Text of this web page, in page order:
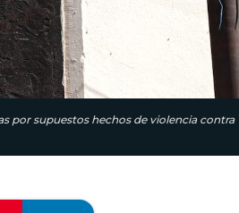
por supuestos hechos de violencia contra